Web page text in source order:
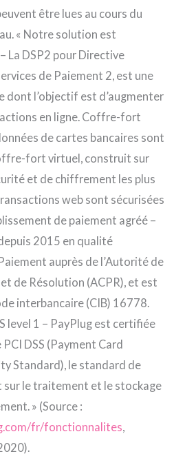
être lues au cours du
« Notre solution est
La DSP2 pour Directive
de Paiement 2, est une
dont l’objectif est d’augmenter
en ligne. Coffre-fort
de cartes bancaires sont
fort virtuel, construit sur
et de chiffrement les plus
web sont sécurisées
de paiement agréé –
2015 en qualité
auprès de l’Autorité de
de Résolution (ACPR), et est
interbancaire (CIB) 16778.
level 1 – PayPlug est certifiée
DSS (Payment Card
Standard), le standard de
sur le traitement et le stockage
» (Source :
fr/fonctionnalites